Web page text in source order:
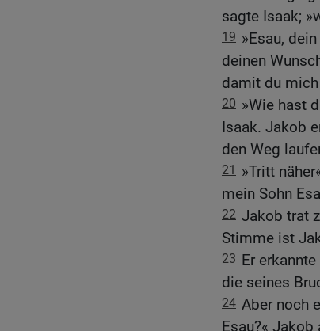
sagte Isaak;
19 »Esau,
deinen
damit du
20 »Wie hast
Isaak. Jakob
den Weg
21
»Tritt
mein Sohn
22 Jakob trat
Stimme ist
23 Er
die seines
24 Aber noch
Esau?«